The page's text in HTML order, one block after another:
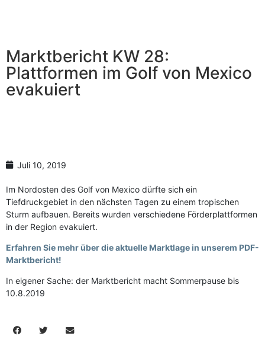
Marktbericht KW 28:
Plattformen im Golf von Mexico
evakuiert
Juli 10, 2019
Im Nordosten des Golf von Mexico dürfte sich ein
Tiefdruckgebiet in den nächsten Tagen zu einem tropischen
Sturm aufbauen. Bereits wurden verschiedene Förderplattformen
in der Region evakuiert.
Erfahren Sie mehr über die aktuelle Marktlage in unserem PDF-
Marktbericht!
In eigener Sache: der Marktbericht macht Sommerpause bis
10.8.2019